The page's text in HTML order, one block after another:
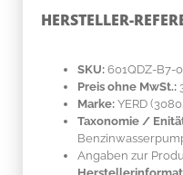
HERSTELLER-
SKU: 601QDZ-B7-
Preis ohne MwSt.:
Marke: YERD
Taxonomie /
Angaben zur